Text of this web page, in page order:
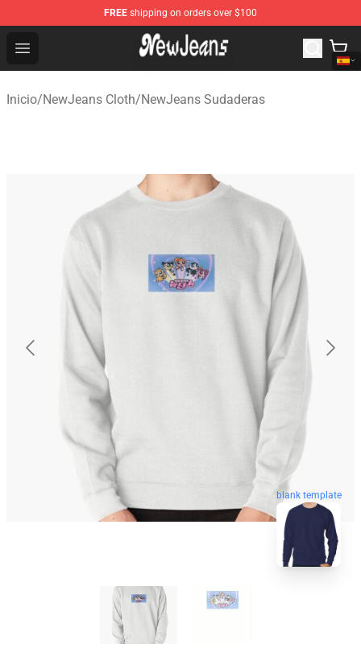
FREE shipping on orders over $100
Open menu
NewJeans Store - Official NewJeans Merchandise Shop
Inicio/NewJeans Cloth/NewJeans Sudaderas
blank template